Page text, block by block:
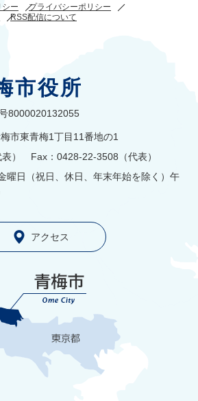
ー
プライバシーポリシー
RSS配信について
市役所
8000020132055
市東青梅1丁目11番地の1
表） Fax：0428-22-3508（代表）
曜日（祝日、休日、年末年始を除く）午
アクセス